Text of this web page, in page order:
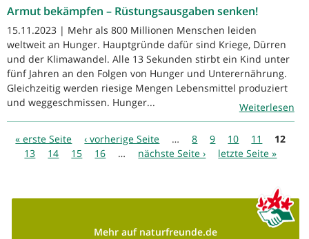
Armut bekämpfen – Rüstungsausgaben senken!
15.11.2023 | Mehr als 800 Millionen Menschen leiden
weltweit an Hunger. Hauptgründe dafür sind Kriege, Dürren
und der Klimawandel. Alle 13 Sekunden stirbt ein Kind unter
fünf Jahren an den Folgen von Hunger und Unterernährung.
Gleichzeitig werden riesige Mengen Lebensmittel produziert
und weggeschmissen. Hunger...
Weiterlesen
Seiten
« erste Seite ‹ vorherige Seite … 8 9 10 11
12
13
14 15 16 … nächste Seite › letzte Seite »
Mehr auf naturfreunde.de